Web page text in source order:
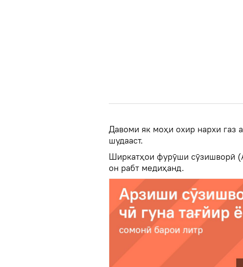
Давоми як моҳи охир нархи газ
шудааст.
Ширкатҳои фурӯши сӯзишворӣ
он рабт медиҳанд.